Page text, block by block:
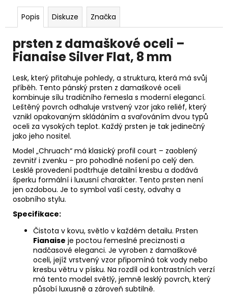
Popis Diskuze Značka
prsten z damaškové oceli –
Fianaise Silver Flat, 8 mm
Lesk, který přitahuje pohledy, a struktura, která má svůj
příběh. Tento pánský prsten z damaškové oceli
kombinuje sílu tradičního řemesla s moderní elegancí.
Leštěný povrch odhaluje vrstvený vzor jako reliéf, který
vznikl opakovaným skládáním a svařováním dvou typů
oceli za vysokých teplot. Každý prsten je tak jedinečný
jako jeho nositel.
Model „Chruach“ má klasický profil court – zaoblený
zevnitř i zvenku – pro pohodlné nošení po celý den.
Lesklé provedení podtrhuje detailní kresbu a dodává
šperku formální i luxusní charakter. Tento prsten není
jen ozdobou. Je to symbol vaší cesty, odvahy a
osobního stylu.
Specifikace:
Čistota v kovu, světlo v každém detailu. Prsten
Fianaise je poctou řemeslné preciznosti a
nadčasové eleganci. Je vyroben z damaškové
oceli, jejíž vrstvený vzor připomíná tok vody nebo
kresbu větru v písku. Na rozdíl od kontrastních verzí
má tento model světlý, jemně lesklý povrch, který
působí luxusně a zároveň subtilně.
Kč
Původně:
873